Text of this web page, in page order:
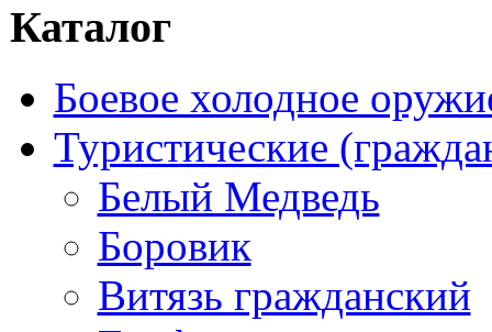
Каталог
Боевое холодное
Туристические
Белый Медведь
Боровик
Витязь гражданский